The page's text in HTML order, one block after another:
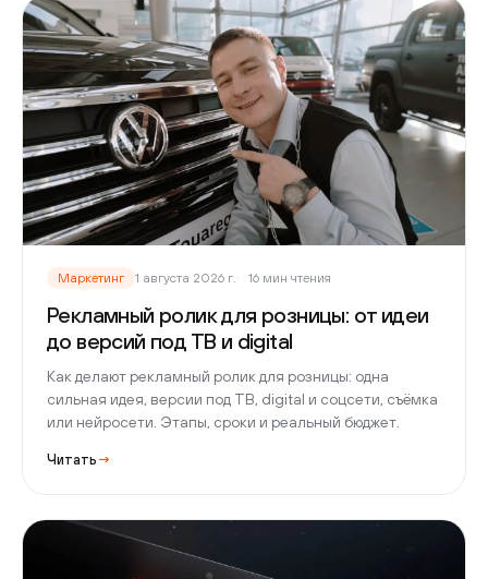
Маркетинг 1 августа 2026 г. 16 мин чтения
Рекламный ролик для розницы: от идеи
до версий под ТВ и digital
Как делают рекламный ролик для розницы: одна
сильная идея, версии под ТВ, digital и соцсети, съёмка
или нейросети. Этапы, сроки и реальный бюджет.
Читать →